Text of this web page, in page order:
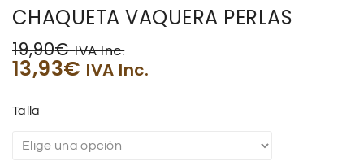
CHAQUETA VAQUERA PERLAS
19,90€ IVA Inc.
13,93€ IVA Inc.
Talla